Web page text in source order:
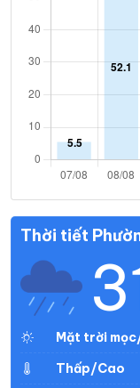
Thời tiết
Mặt trời
Thấp/Cao